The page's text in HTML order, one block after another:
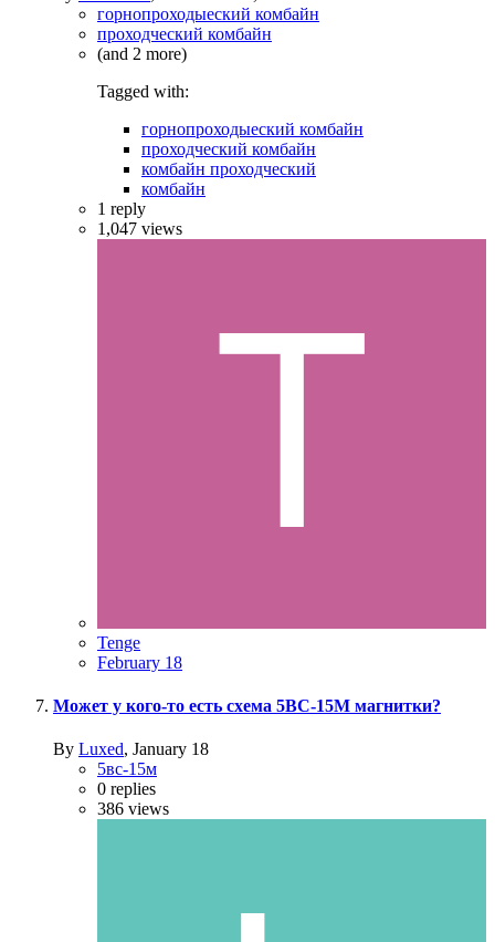
горнопроходыеский комбайн
проходческий комбайн
(and 2 more)
Tagged with:
горнопроходыеский комбайн
проходческий комбайн
комбайн проходческий
комбайн
1 reply
1,047 views
Tenge
February 18
Может у кого-то есть схема 5ВС-15М магнитки?
By Luxed, January 18
5вс-15м
0 replies
386 views